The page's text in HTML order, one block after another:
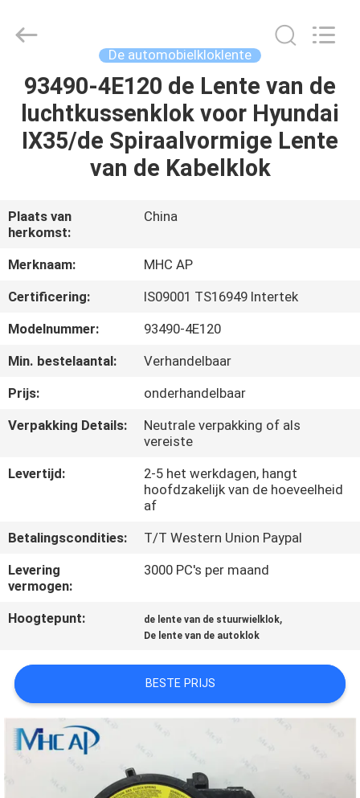
HUIS
PRODUCTEN
ONS
FABRIEKSREIS
KWALITEITSCONTROLE
NEEM
CONTACT
OP
VERZOEK
EEN
SITEMAP
PRIVACY
POLICY
Limited.
De automobielkloklente
93490-4E120 de Lente van de
luchtkussenklok voor Hyundai
IX35/de Spiraalvormige Lente
van de Kabelklok
Plaats van
herkomst:
China
Merknaam:
MHC AP
Certificering:
IS09001 TS16949 Intertek
Modelnummer:
93490-4E120
Min. bestelaantal:
Verhandelbaar
Prijs:
onderhandelbaar
Verpakking Details:
Neutrale verpakking of als
vereiste
Levertijd:
2-5 het werkdagen, hangt
hoofdzakelijk van de hoeveelheid
af
Betalingscondities:
T/T Western Union Paypal
Levering
vermogen:
3000 PC's per maand
Hoogtepunt: de lente van de stuurwielklok,
De lente van de autoklok
BESTE PRIJS